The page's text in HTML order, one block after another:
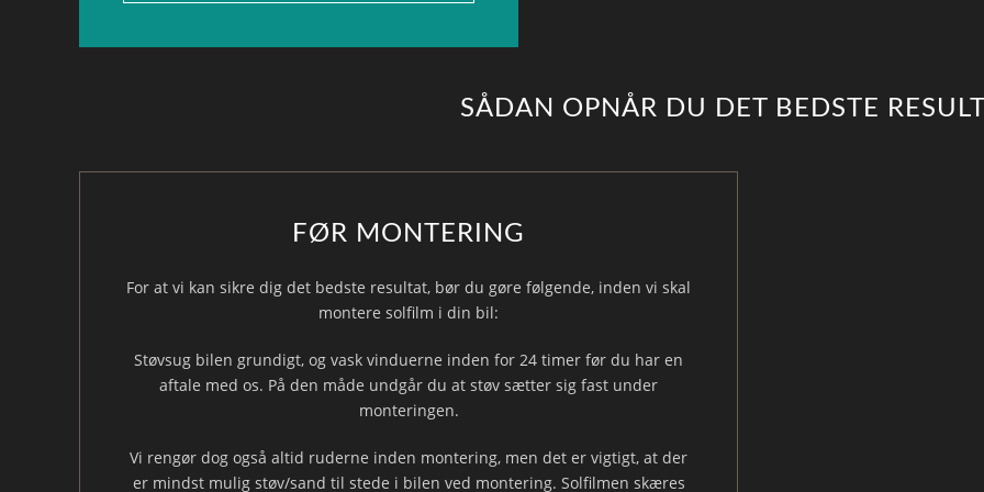
SÅDAN OPNÅR DU DET BEDSTE
FØR MONTERING
For at vi kan sikre dig det bedste resultat, bør du gøre følgende, inden vi skal
montere solfilm i din bil:
Støvsug bilen grundigt, og vask vinduerne inden for 24 timer før du har en
aftale med os. På den måde undgår du at støv sætter sig fast under
monteringen.
Vi rengør dog også altid ruderne inden montering, men det er vigtigt, at der
er mindst mulig støv/sand til stede i bilen ved montering. Solfilmen skæres